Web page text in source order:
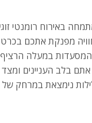
באירוח רומנטי
מפנקת אתכם
המסעדות במעלה הרציף
בלב העניינים ומצד